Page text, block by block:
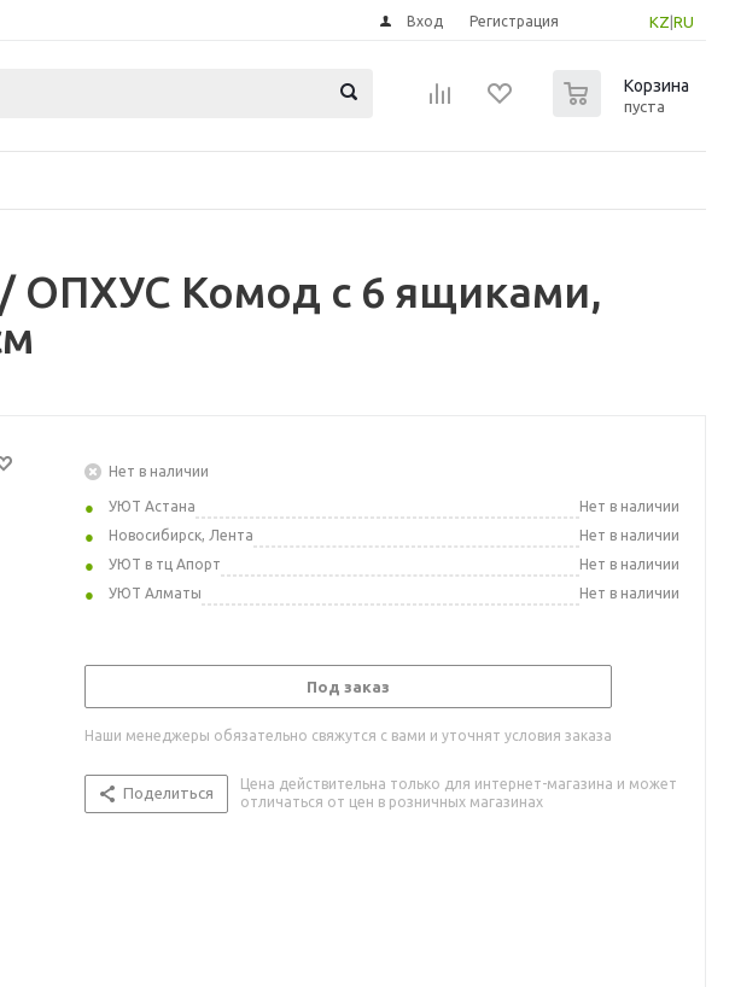
KZ RU
Вход Регистрация
Корзина
пуста
ОПХУС Комод с 6 ящиками,
Нет в наличии
УЮТ Астана
Нет в наличии
Новосибирск, Лента
Нет в наличии
УЮТ в тц Апорт
Нет в наличии
УЮТ Алматы
Нет в наличии
Под заказ
Наши менеджеры обязательно свяжутся с вами и уточнят условия заказа
Поделиться
Цена действительна только для интернет-магазина и может
отличаться от цен в розничных магазинах